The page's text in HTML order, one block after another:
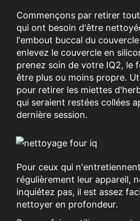
Commençons par retirer
qui ont besoin d'être
l'embout buccal du
enlevez le couvercle en
prenez soin de votre IQ2, le
être plus ou moins propre.
pour retirer les miettes
qui seraient restées collées
dernière session.
Pour ceux qui
régulièrement leur appareil,
inquiétez pas, il est assez
nettoyer en profondeur.